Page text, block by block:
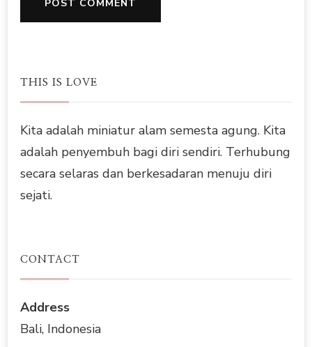
THIS IS LOVE
Kita adalah miniatur alam semesta agung. Kita
adalah penyembuh bagi diri sendiri. Terhubung
secara selaras dan berkesadaran menuju diri
sejati.
CONTACT
Address
Bali, Indonesia